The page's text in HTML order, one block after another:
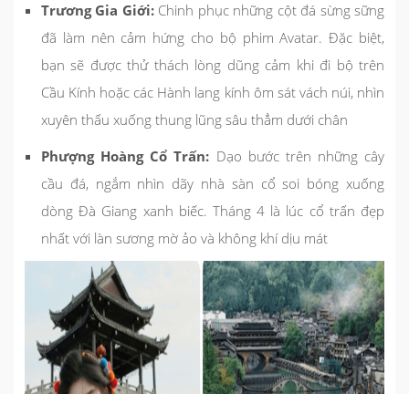
Trương Gia Giới: Chinh phục những cột đá sừng sững
đã làm nên cảm hứng cho bộ phim Avatar. Đặc biệt,
bạn sẽ được thử thách lòng dũng cảm khi đi bộ trên
Cầu Kính hoặc các Hành lang kính ôm sát vách núi, nhìn
xuyên thấu xuống thung lũng sâu thẳm dưới chân
Phượng Hoàng Cổ Trấn: Dạo bước trên những cây
cầu đá, ngắm nhìn dãy nhà sàn cổ soi bóng xuống
dòng Đà Giang xanh biếc. Tháng 4 là lúc cổ trấn đẹp
nhất với làn sương mờ ảo và không khí dịu mát